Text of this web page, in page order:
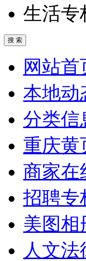
生活专
网站首
本地动
分类信
重庆黄
商家在
招聘专
美图相
人文法